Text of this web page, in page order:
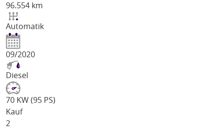
96.554 km
Automatik
09/2020
Diesel
70 KW (95 PS)
Kauf
2